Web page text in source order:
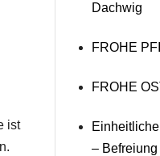
ist
Dachwig
FROHE
FROHE
– Befreiung